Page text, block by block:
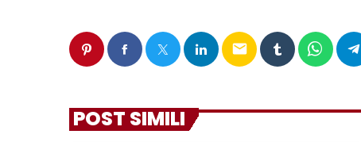
email
POST SIMILI